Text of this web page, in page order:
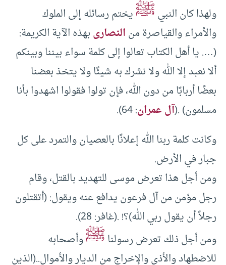
ولهذا كان النبيﷺيختم رسائله إلى الملوك
والأمراء والقياصرة منالنصارىبهذه الآية الكريمة:
(…. يا أهل الكتاب تعالوا إلى كلمة سواء بيننا وبينكم
ألا نعبد إلا الله ولا نشرك به شيئًا ولا يتخذ بعضنا
بعضًا أربابًا من دون الله، فإن تولوا فقولوا اشهدوا بأنا
مسلمون) .(آل عمران: 64).
وكانت كلمة ربنا الله إعلانًا بالعصيان والتمرد على كل
جبار في الأرض.
ومن أجل هذا تعرض موسى للتهديد بالقتل، وقام
رجل مؤمن من آل فرعون يدافع عنه ويقول: (أتقتلون
رجلاً أن يقول ربي الله)؟! .(غافر: 28).
ومن أجل ذلك تعرض رسولناﷺوأصحابه
للاضطهاد والأذى والإخراج من الديار والأموال..(الذين